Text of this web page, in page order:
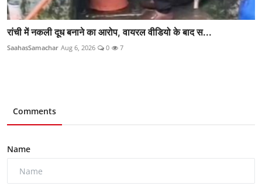
रांची में नकली दूध बनाने का आरोप, वायरल वीडियो के बाद स...
SaahasSamachar Aug 6, 2026 0 7
Comments
Name